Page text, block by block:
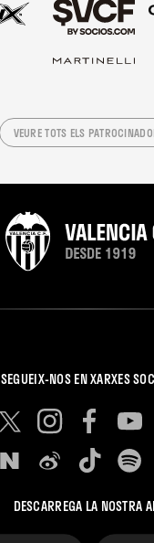
VEURE TOTS ELS
SEGUEIX-NOS EN XARXES
DESCARREGA LA NOSTRA